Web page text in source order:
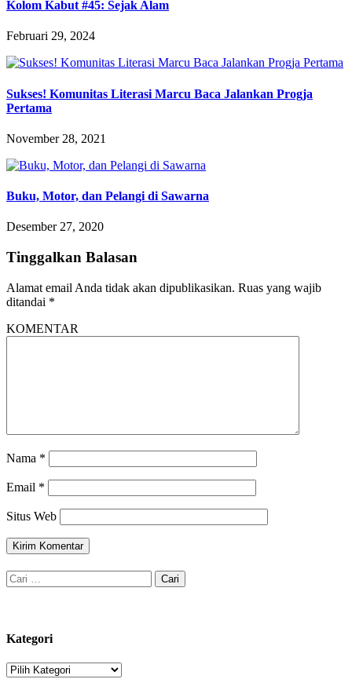
Kolom Kabut #45: Sejak Alam
Februari 29, 2024
Sukses! Komunitas Literasi Marcu Baca Jalankan Progja
Pertama
November 28, 2021
Buku, Motor, dan Pelangi di Sawarna
Desember 27, 2020
Tinggalkan Balasan
Alamat email Anda tidak akan dipublikasikan. Ruas yang wajib
ditandai *
KOMENTAR
Nama *
Email *
Situs Web
Cari
untuk:
Kategori
Kategori